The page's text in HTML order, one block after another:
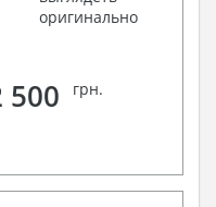
оригинально
500 грн.